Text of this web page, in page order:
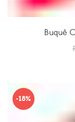
Buquê
-18%